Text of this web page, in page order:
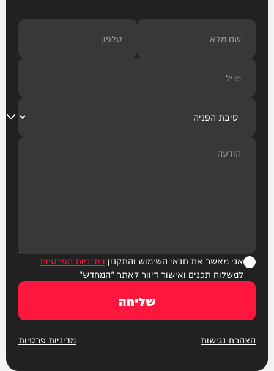
אני מאשר את תנאי השימוש והתקנון ומדיניות הפרטיות
למשלוח תכנים ואישור דיוור לאתר "המחדש"
שליחה
הצהרת נגישות מדיניות פרטיות